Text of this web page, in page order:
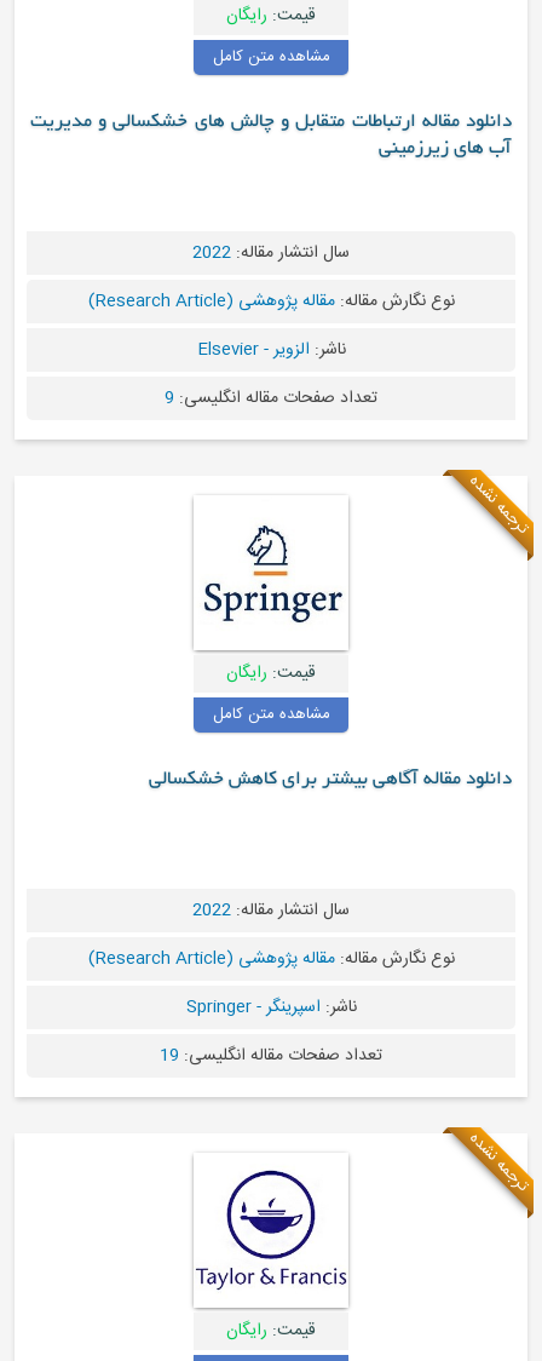
قیمت: رایگان
مشاهده متن کامل
دانلود مقاله ارتباطات متقابل و چالش های خشکسالی و مدیریت
آب های زیرزمینی
سال انتشار مقاله: 2022
نوع نگارش مقاله:مقاله پژوهشی (Research Article)
ناشر: الزویر - Elsevier
تعداد صفحات مقاله انگلیسی: 9
ترجمه نشده
قیمت: رایگان
مشاهده متن کامل
دانلود مقاله آگاهی بیشتر برای کاهش خشکسالی
سال انتشار مقاله: 2022
نوع نگارش مقاله:مقاله پژوهشی (Research Article)
ناشر: اسپرینگر - Springer
تعداد صفحات مقاله انگلیسی: 19
ترجمه نشده
قیمت: رایگان